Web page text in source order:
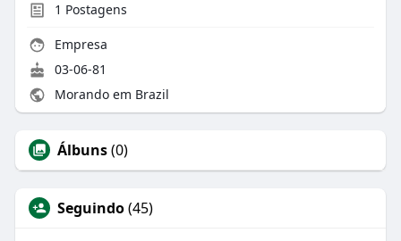
1 Postagens
Empresa
03-06-81
Morando em Brazil
Álbuns(0)
Seguindo(45)